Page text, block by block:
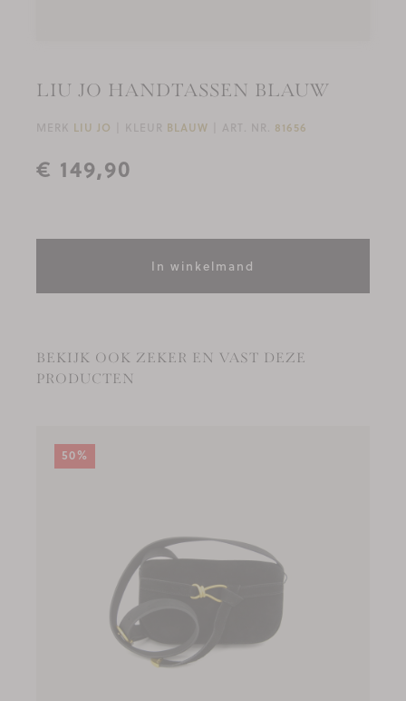
LIU JO HANDTASSEN BLAUW
MERK LIU JO KLEUR BLAUW ART. NR. 81656
€ 149,90
In winkelmand
BEKIJK OOK ZEKER EN VAST DEZE
PRODUCTEN
50%